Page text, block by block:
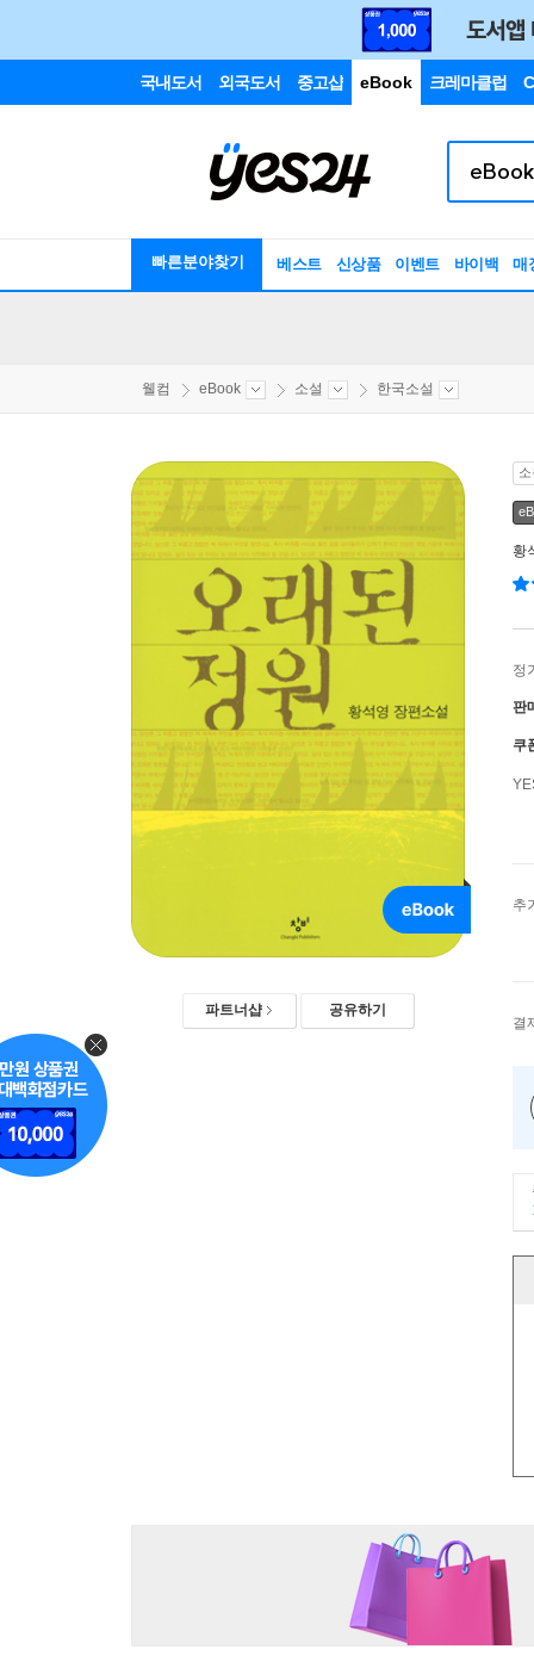
국내도서 외국도서 중고샵 eBook 크레마클럽
빠른분야찾기 베스트 신상품 이벤트 바이백 매
웰컴 eBook 소설 한국소설
파트너샵 공유하기
황
정
판
쿠
추
결